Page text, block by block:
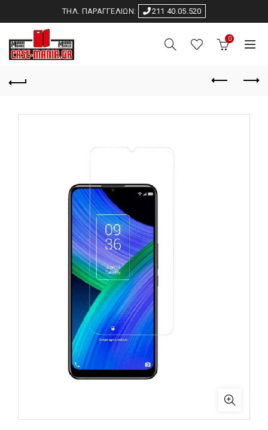
ΤΗΛ. ΠΑΡΑΓΓΕΛΙΩΝ: 211 40.05.520
0